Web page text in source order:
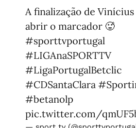
A finalização de
abrir o marcador 🥵
#sporttvportugal
#LIGAnaSPORTTV
#LigaPortugalBetclic
#CDSantaClara
#betanolp
pic.twitter.com/